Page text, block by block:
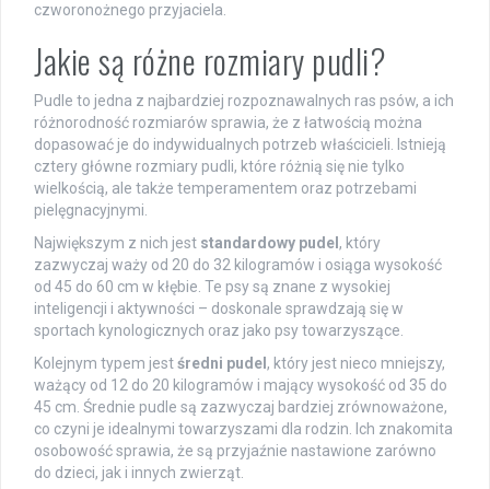
czworonożnego przyjaciela.
Jakie są różne rozmiary pudli?
Pudle to jedna z najbardziej rozpoznawalnych ras psów, a ich
różnorodność rozmiarów sprawia, że z łatwością można
dopasować je do indywidualnych potrzeb właścicieli. Istnieją
cztery główne rozmiary pudli, które różnią się nie tylko
wielkością, ale także temperamentem oraz potrzebami
pielęgnacyjnymi.
Największym z nich jest standardowy pudel , który
zazwyczaj waży od 20 do 32 kilogramów i osiąga wysokość
od 45 do 60 cm w kłębie. Te psy są znane z wysokiej
inteligencji i aktywności – doskonale sprawdzają się w
sportach kynologicznych oraz jako psy towarzyszące.
Kolejnym typem jestśredni pudel , który jest nieco mniejszy,
ważący od 12 do 20 kilogramów i mający wysokość od 35 do
45 cm. Średnie pudle są zazwyczaj bardziej zrównoważone,
co czyni je idealnymi towarzyszami dla rodzin. Ich znakomita
osobowość sprawia, że są przyjaźnie nastawione zarówno
do dzieci, jak i innych zwierząt.